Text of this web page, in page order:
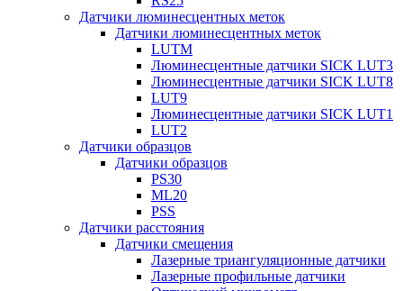
Датчики люминесцентных меток
Датчики люминесцентных меток
LUTM
Люминесцентные датчики SICK LUT3
Люминесцентные датчики SICK LUT8
LUT9
Люминесцентные датчики SICK LUT1
LUT2
Датчики образцов
Датчики образцов
PS30
ML20
PSS
Датчики расстояния
Датчики смещения
Лазерные триангуляционные датчики
Лазерные профильные датчики